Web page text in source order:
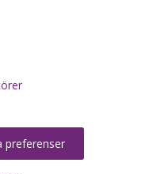
preferenser